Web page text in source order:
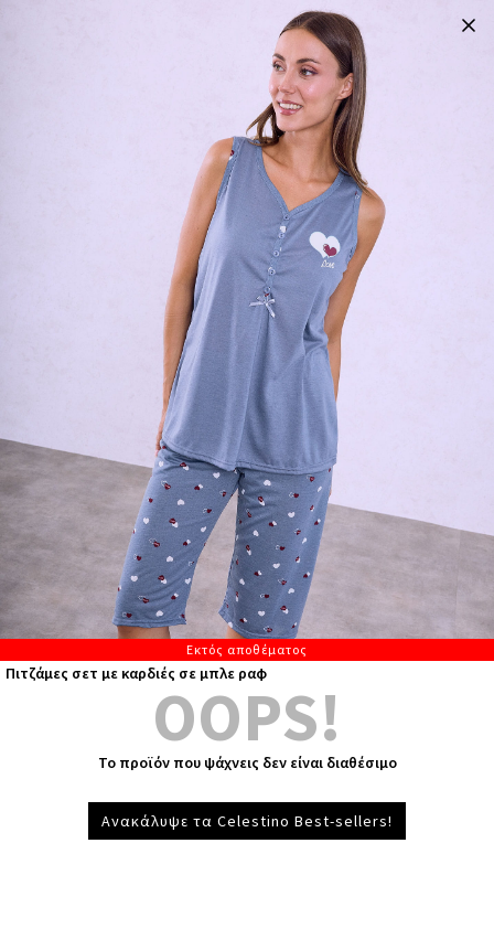
Εκτός αποθέματος
Πιτζάμες σετ με καρδιές σε μπλε ραφ
OOPS!
Το προϊόν που ψάχνεις δεν είναι διαθέσιμο
Ανακάλυψε τα Celestino Best-sellers!